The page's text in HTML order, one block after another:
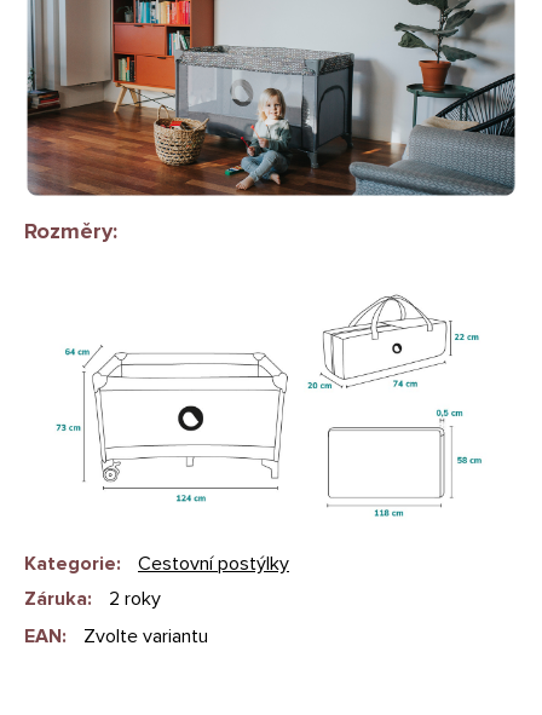
Rozměry:
Kategorie:
Cestovní postýlky
Záruka:
2 roky
EAN: Zvolte variantu